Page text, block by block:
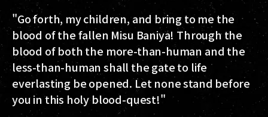
"Go forth, my children, and bring to me the
blood of the fallen Misu Baniya! Through the
blood of both the more-than-human and the
less-than-human shall the gate to life
everlasting be opened. Let none stand before
you in this holy blood-quest!"